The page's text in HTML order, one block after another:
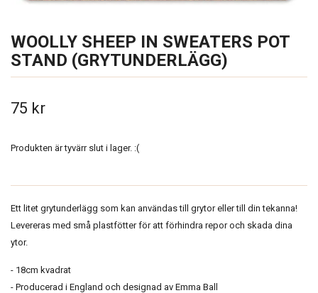
WOOLLY SHEEP IN SWEATERS POT
STAND (GRYTUNDERLÄGG)
75 kr
Produkten är tyvärr slut i lager. :(
Ett litet grytunderlägg som kan användas till grytor eller till din tekanna!
Levereras med små plastfötter för att förhindra repor och skada dina
ytor.
- 18cm kvadrat
- Producerad i England och designad av Emma Ball